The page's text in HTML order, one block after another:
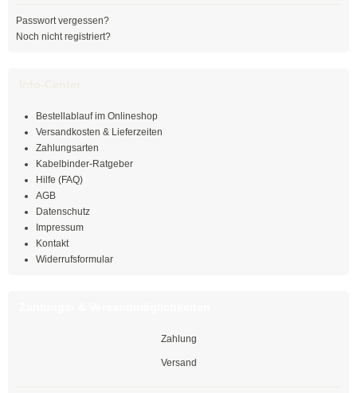
Mehrzweckbinder
Kugelbinder / Kabeldriller
schwarz
natur
farbig
mit Steckfuß
Passwort vergessen?
Noch nicht registriert?
Bestellablauf im Onlineshop
Versandkosten & Lieferzeiten
Zahlungsarten
Kabelbinder-Ratgeber
Hilfe (FAQ)
AGB
Datenschutz
Impressum
Kontakt
Widerrufsformular
Zahlung
Versand